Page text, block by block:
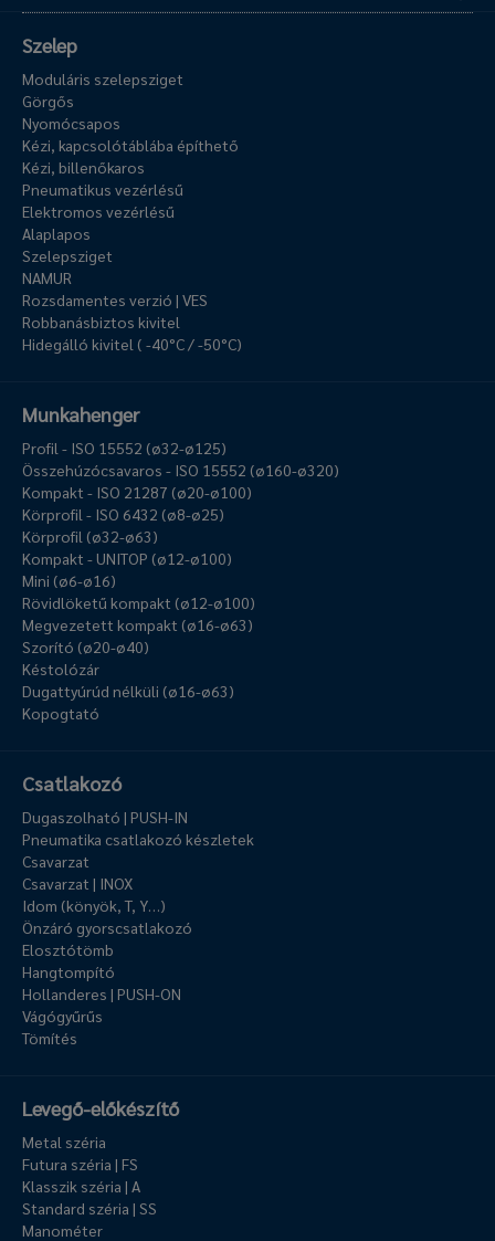
Szelep
Moduláris szelepsziget
Görgős
Nyomócsapos
Kézi, kapcsolótáblába építhető
Kézi, billenőkaros
Pneumatikus vezérlésű
Elektromos vezérlésű
Alaplapos
Szelepsziget
NAMUR
Rozsdamentes verzió | VES
Robbanásbiztos kivitel
Hidegálló kivitel ( -40°C / -50°C)
Munkahenger
Profil - ISO 15552 (ø32-ø125)
Összehúzócsavaros - ISO 15552 (ø160-ø320)
Kompakt - ISO 21287 (ø20-ø100)
Körprofil - ISO 6432 (ø8-ø25)
Körprofil (ø32-ø63)
Kompakt - UNITOP (ø12-ø100)
Mini (ø6-ø16)
Rövidlöketű kompakt (ø12-ø100)
Megvezetett kompakt (ø16-ø63)
Szorító (ø20-ø40)
Késtolózár
Dugattyúrúd nélküli (ø16-ø63)
Kopogtató
Csatlakozó
Dugaszolható | PUSH-IN
Pneumatika csatlakozó készletek
Csavarzat
Csavarzat | INOX
Idom (könyök, T, Y…)
Önzáró gyorscsatlakozó
Elosztótömb
Hangtompító
Hollanderes | PUSH-ON
Vágógyűrűs
Tömítés
Levegő-előkészítő
Metal széria
Futura széria | FS
Klasszik széria | A
Standard széria | SS
Manométer